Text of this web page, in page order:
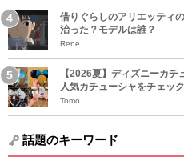
借りぐらしのアリエッティ
治った？モデルは誰？
Rene
【2026夏】ディズニーカ
人気カチューシャをチェック
Tomo
話題のキーワード